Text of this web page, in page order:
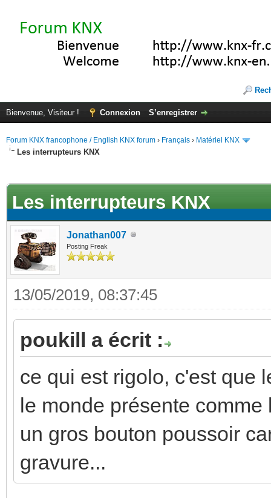
Bienvenue, Visiteur ! Connexion S’enregistrer
Forum KNX francophone / English KNX forum › Français › Matériel KNX
Les interrupteurs KNX
Les interrupteurs KNX
Jonathan007
Posting Freak
13/05/2019, 08:37:45
poukill a écrit :
ce qui est rigolo, c'est que
le monde présente
un gros bouton poussoir
gravure...